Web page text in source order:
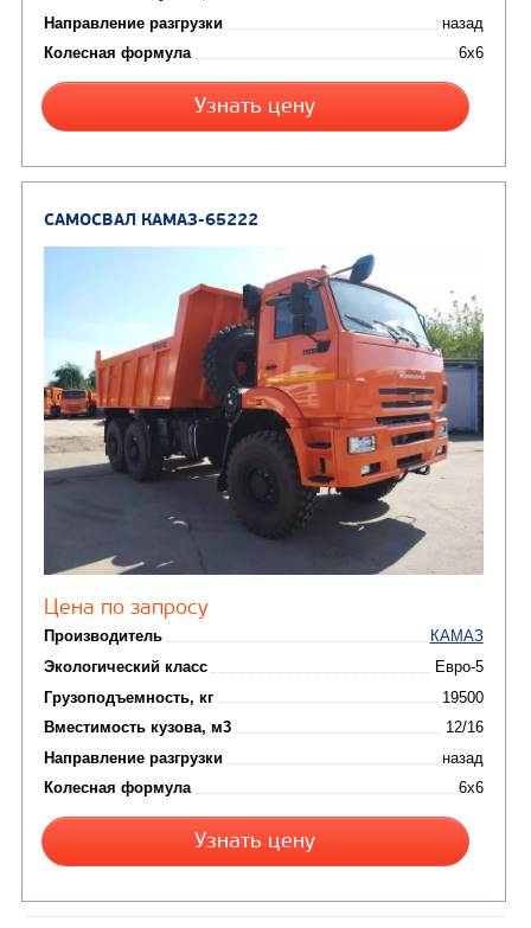
Цена по запросу
Производитель
Экологический класс
Грузоподъемность, кг
Вместимость кузова, м3
Колесная формула
Узнать цену
САМОСВАЛ КАМАЗ-6522